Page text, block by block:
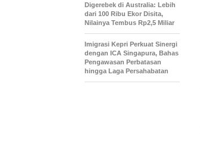
Digerebek di Australia: Lebih
dari 100 Ribu Ekor Disita,
Nilainya Tembus Rp2,5 Miliar
Imigrasi Kepri Perkuat Sinergi
dengan ICA Singapura, Bahas
Pengawasan Perbatasan
hingga Laga Persahabatan